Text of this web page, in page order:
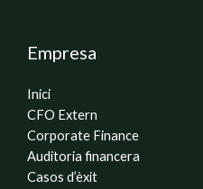
Empresa
Inici
CFO Extern
Corporate Finance
Auditoria financera
Casos d’èxit